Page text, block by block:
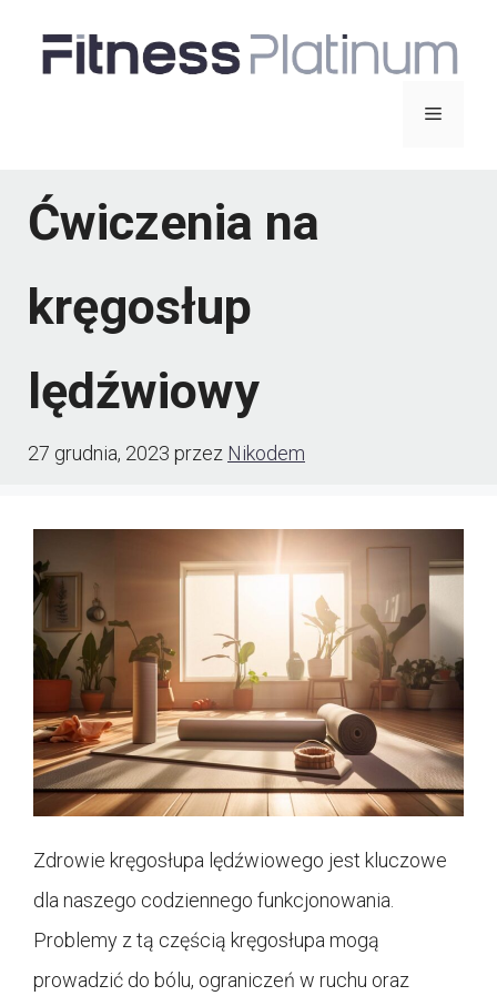
Menu
Ćwiczenia na
kręgosłup
lędźwiowy
27 grudnia, 2023 przez Nikodem
Zdrowie kręgosłupa lędźwiowego jest kluczowe
dla naszego codziennego funkcjonowania.
Problemy z tą częścią kręgosłupa mogą
prowadzić do bólu, ograniczeń w ruchu oraz